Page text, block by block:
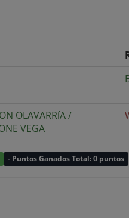
OLAVARRíA/
VEGA
- Puntos Ganados Total: 0 puntos